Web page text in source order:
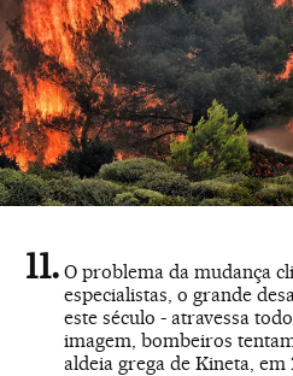
O problema da mudança
especialistas, o grande
este século - atravessa
imagem, bombeiros
aldeia grega de Kineta, em